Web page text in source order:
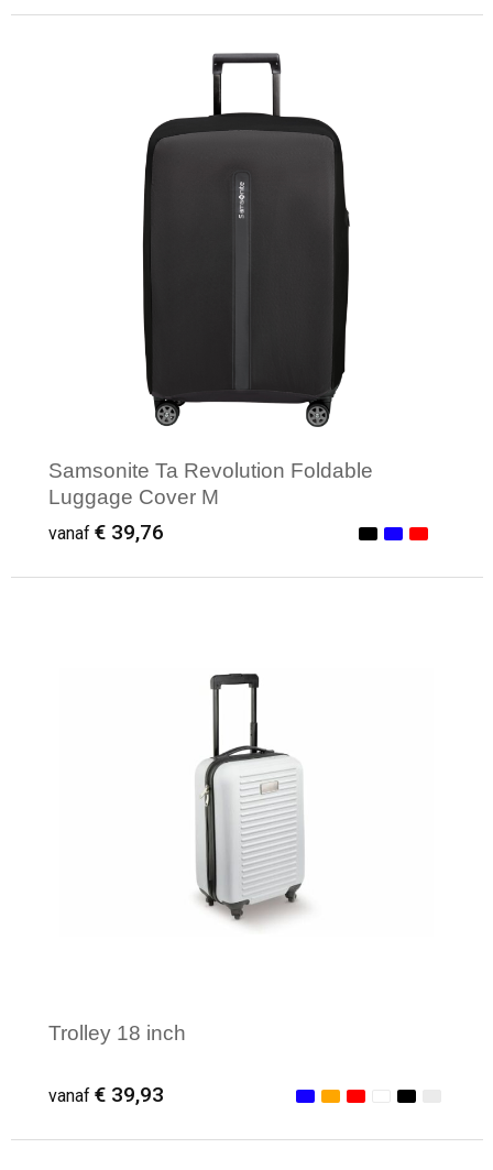
Minimale afname: 1
Samsonite Ta Revolution Foldable
Luggage Cover M
vanaf € 39,76
Trolley 18 inch
vanaf € 39,93